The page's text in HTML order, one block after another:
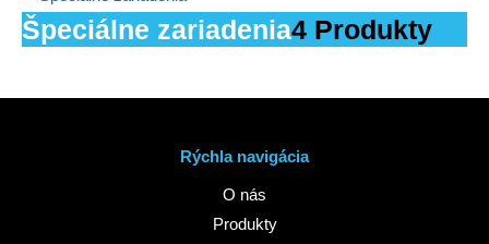
Špeciálne zariadenia4 Produkty
Rýchla navigácia
O nás
Produkty